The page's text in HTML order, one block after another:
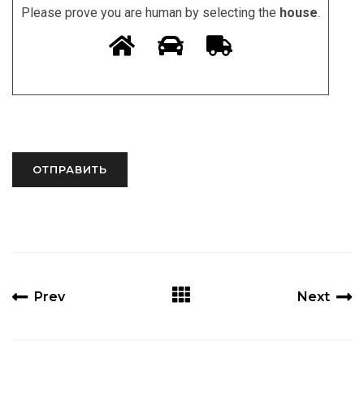
Please prove you are human by selecting the house.
Prev Next